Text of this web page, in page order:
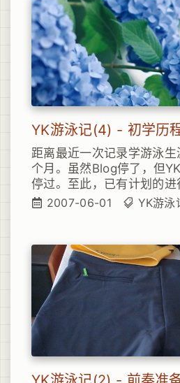
YK游泳记(4) - 初学历
距离最近一次记录学游泳
个月。虽然Blog停了，但
停过。至此，已有计划的进
训练。今天记录一下之前大
区（1.5米深），一半深水
下水，当然首要熟悉水性。
步骤，练习闭气及漂浮。2
获。
2007-06-01 YK游泳